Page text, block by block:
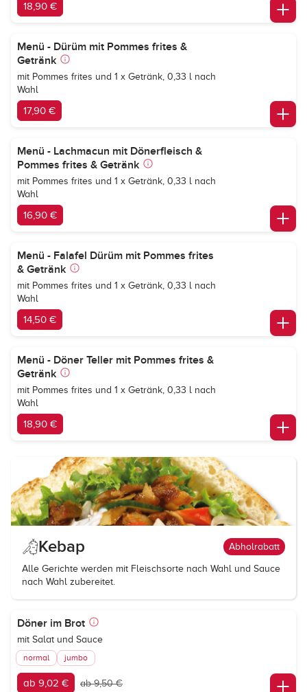
18,90 €
Menü - Dürüm mit Pommes frites &
Getränk
mit Pommes frites und 1 x Getränk, 0,33 l nach
Wahl
17,90 €
Menü - Lachmacun mit Dönerfleisch &
Pommes frites & Getränk
mit Pommes frites und 1 x Getränk, 0,33 l nach
Wahl
16,90 €
Menü - Falafel Dürüm mit Pommes frites
& Getränk
mit Pommes frites und 1 x Getränk, 0,33 l nach
Wahl
14,50 €
Menü - Döner Teller mit Pommes frites &
Getränk
mit Pommes frites und 1 x Getränk, 0,33 l nach
Wahl
18,90 €
Kebap Abholrabatt
Alle Gerichte werden mit Fleischsorte nach Wahl und Sauce
nach Wahl zubereitet.
Döner im Brot
mit Salat und Sauce
normal jumbo
ab 9,02 € ab 9,50 €